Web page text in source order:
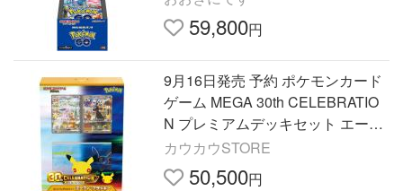
59,800円
9月16日発売 予約 ポケモンカード
ゲーム MEGA 30th CELEBRATIO
N プレミアムデッキセット エーフ
ィ・ブラッキー ポケカ 30周年 セ
レブレーション
カウカウSTORE
50,500円